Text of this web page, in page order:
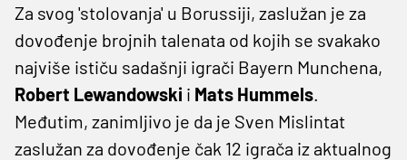
Za svog 'stolovanja' u Borussiji, zaslužan je za
dovođenje brojnih talenata od kojih se svakako
najviše ističu sadašnji igrači Bayern Munchena,
Robert Lewandowski i Mats Hummels.
Međutim, zanimljivo je da je Sven Mislintat
zaslužan za dovođenje čak 12 igrača iz aktualnog